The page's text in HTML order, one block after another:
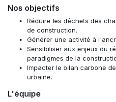
Nos objectifs
Réduire les déchets des
de construction.
Générer une activité à
Sensibiliser aux enjeux du
paradigmes de la
Impacter le bilan carbone
urbaine.
L'équipe